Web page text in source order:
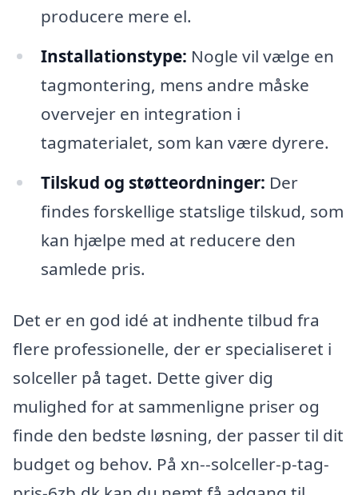
producere mere el.
Installationstype: Nogle vil vælge en
tagmontering, mens andre måske
overvejer en integration i
tagmaterialet, som kan være dyrere.
Tilskud og støtteordninger: Der
findes forskellige statslige tilskud, som
kan hjælpe med at reducere den
samlede pris.
Det er en god idé at indhente tilbud fra
flere professionelle, der er specialiseret i
solceller på taget. Dette giver dig
mulighed for at sammenligne priser og
finde den bedste løsning, der passer til dit
budget og behov. På xn--solceller-p-tag-